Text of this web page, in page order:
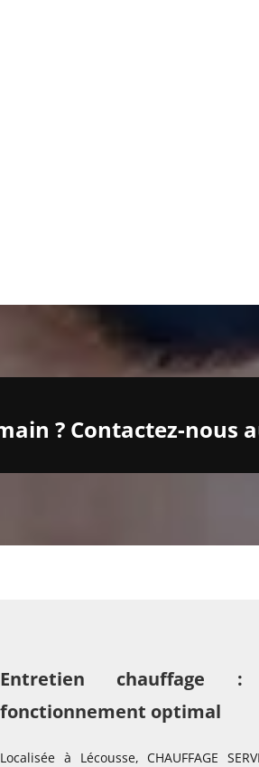
? Contactez-nous
Entretien chauffage
fonctionnement optimal
Localisée à Lécousse, CHAUFFAGE